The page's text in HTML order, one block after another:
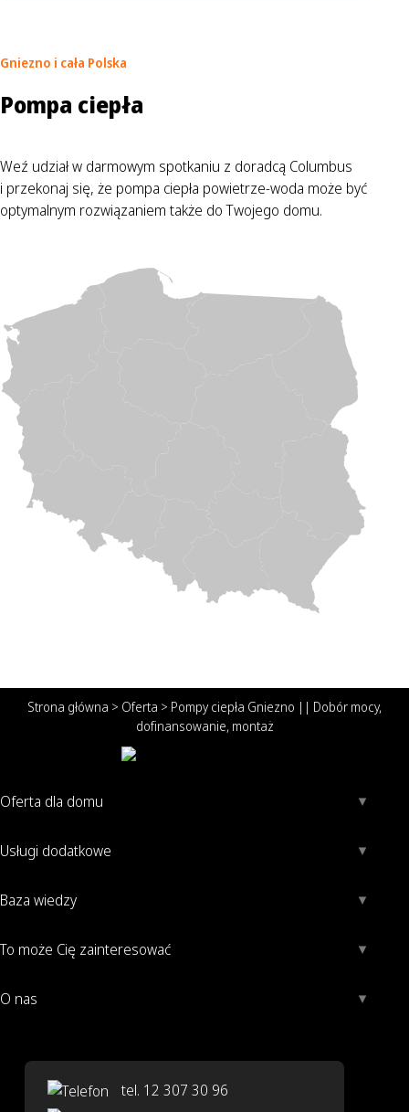
Gniezno i cała Polska
Pompa ciepła
Weź udział w darmowym spotkaniu z doradcą Columbus
i przekonaj się, że pompa ciepła powietrze-woda może być
optymalnym rozwiązaniem także do Twojego domu.
Strona główna > Oferta > Pompy ciepła Gniezno || Dobór mocy,
dofinansowanie, montaż
Oferta dla domu
Usługi dodatkowe
Baza wiedzy
To może Cię zainteresować
O nas
tel. 12 307 30 96